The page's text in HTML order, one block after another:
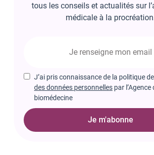
tous les conseils et actualités sur
médicale à la
J’ai pris connaissance de la politique de
des données personnelles par l’Agence
biomédecine
Je m'abonne